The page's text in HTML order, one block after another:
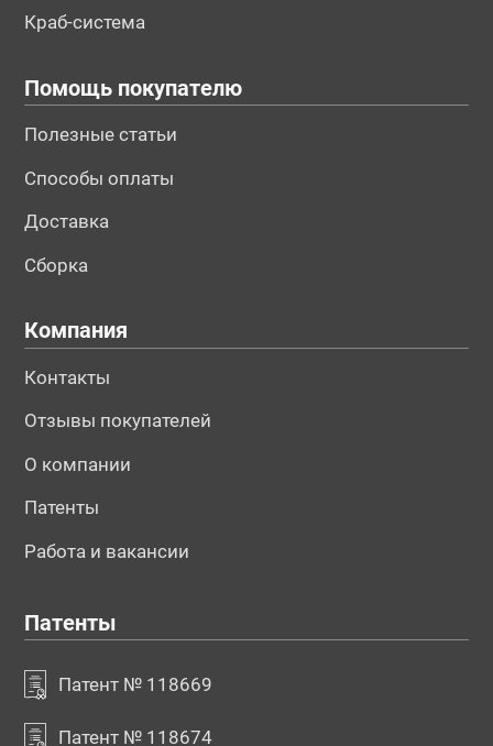
Краб-система
Помощь покупателю
Полезные статьи
Способы оплаты
Доставка
Сборка
Компания
Контакты
Отзывы покупателей
О компании
Патенты
Работа и вакансии
Патенты
Патент № 118669
Патент № 118674